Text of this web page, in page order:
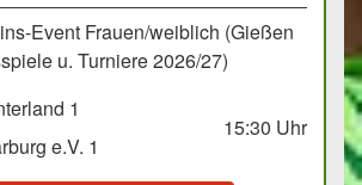
Event Frauen/weiblich (Gießen
u. Turniere 2026/27)
1
e.V. 1
15:30 Uhr